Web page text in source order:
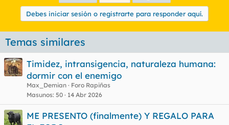
Debes iniciar sesión o registrarte para responder aquí.
Temas similares
Timidez, intransigencia, naturaleza humana:
dormir con el enemigo
Max_Demian
Foro Rapiñas
Masunos 50 14 Abr 2026
ME PRESENTO (finalmente) Y REGALO PARA